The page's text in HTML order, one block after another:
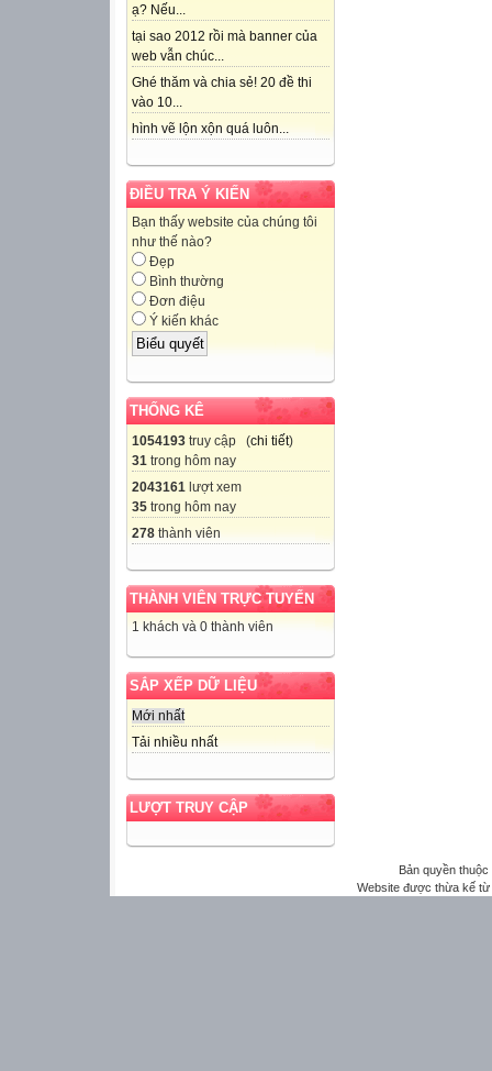
ạ? Nếu...
tại sao 2012 rồi mà banner của
web vẫn chúc...
Ghé thăm và chia sẻ! 20 đề thi
vào 10...
hình vẽ lộn xộn quá luôn...
ĐIỀU TRA Ý KIẾN
Bạn thấy website của chúng tôi
như thế nào?
Đẹp
Bình thường
Đơn điệu
Ý kiến khác
THỐNG KÊ
1054193 truy cập (chi tiết)
31 trong hôm nay
2043161 lượt xem
35 trong hôm nay
278 thành viên
THÀNH VIÊN TRỰC TUYẾN
1 khách và 0 thành viên
SẮP XẾP DỮ LIỆU
Mới nhất
Tải nhiều nhất
LƯỢT TRUY CẬP
Bản quyền
Website được thừa kế từ